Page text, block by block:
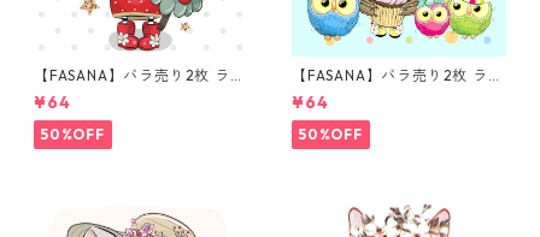
【FASANA】バラ売り2枚 ラン
チサイズ ペーパーナプキン Ch
ristmas Owl ホワイト
¥64
50%OFF
【FASANA】バラ売り2枚 ラン
チサイズ ペーパーナプキン Ha
ppy Birthday Owls ブルー
¥64
50%OFF